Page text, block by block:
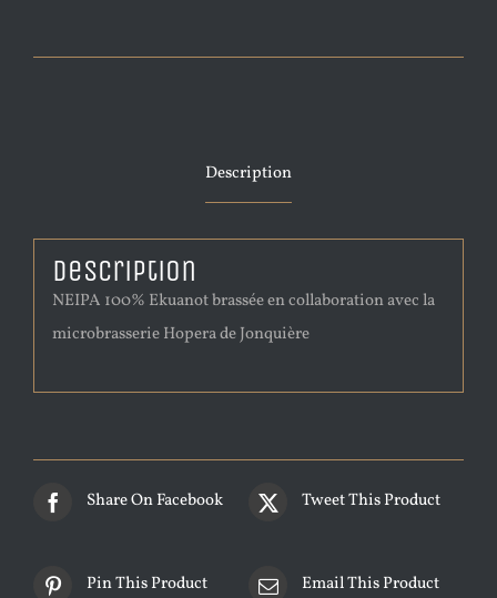
Description
Description
NEIPA 100% Ekuanot brassée en collaboration avec la
microbrasserie Hopera de Jonquière
Share On Facebook Tweet This Product
Pin This Product Email This Product